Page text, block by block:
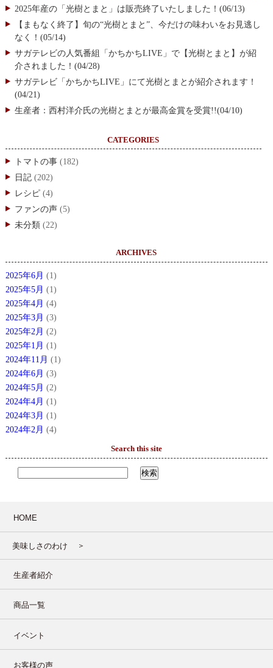
2025年産の「光樹とまと」は販売終了いたしました！(06/13)
【まもなく終了】旬の“光樹とまと”、今だけの味わいをお見逃し
なく！(05/14)
サガテレビの人気番組「かちかちLIVE」で【光樹とまと】が紹
介されました！(04/28)
サガテレビ「かちかちLIVE」にて光樹とまとが紹介されます！
(04/21)
生産者：西村洋介氏の光樹とまとが最高金賞を受賞!!(04/10)
CATEGORIES
トマトの事(182)
日記(202)
レシピ(4)
ファンの声(5)
未分類 (22)
ARCHIVES
2025年6月 (1)
2025年5月 (1)
2025年4月 (4)
2025年3月 (3)
2025年2月 (2)
2025年1月 (1)
2024年11月 (1)
2024年6月 (3)
2024年5月 (2)
2024年4月 (1)
2024年3月 (1)
2024年2月 (4)
Search this site
HOME
美味しさのわけ
生産者紹介
商品一覧
イベント
お客様の声